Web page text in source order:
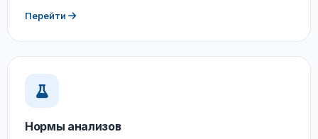
Перейти
Нормы анализов